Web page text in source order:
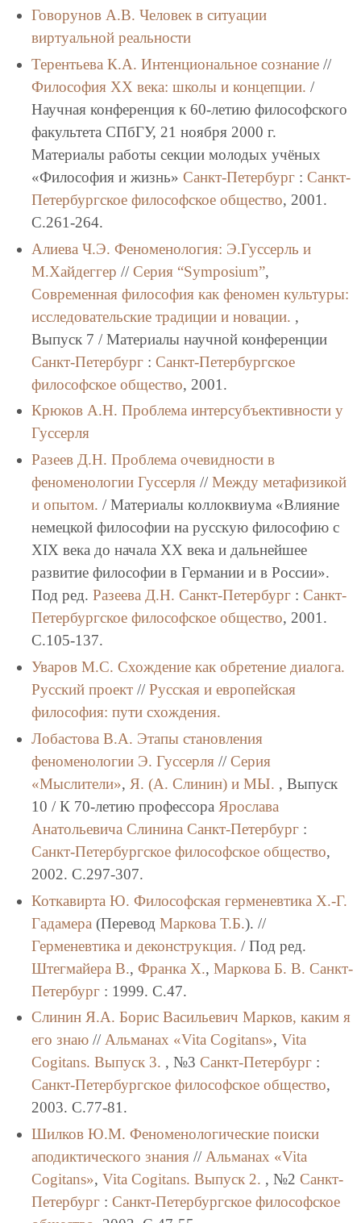
Говорунов А.В. Человек в ситуации
виртуальной реальности
Терентьева К.А. Интенциональное сознание//
Философия XX века: школы и концепции. /
Научная конференция к 60-летию философского
факультета СПбГУ, 21 ноября 2000 г.
Материалы работы секции молодых учёных
«Философия и жизнь» Санкт-Петербург: Санкт-
Петербургское философское общество, 2001.
C.261-264.
Алиева Ч.Э. Феноменология: Э.Гуссерль и
М.Хайдеггер // Серия “Symposium”,
Современная философия как феномен культуры:
исследовательские традиции и новации. ,
Выпуск 7 / Материалы научной конференции
Санкт-Петербург: Санкт-Петербургское
философское общество, 2001.
Крюков А.Н. Проблема интерсубъективности у
Гуссерля
Разеев Д.Н. Проблема очевидности в
феноменологии Гуссерля// Между метафизикой
и опытом. / Материалы коллоквиума «Влияние
немецкой философии на русскую философию с
XIX века до начала XX века и дальнейшее
развитие философии в Германии и в России».
Под ред. Разеева Д.Н. Санкт-Петербург: Санкт-
Петербургское философское общество, 2001.
C.105-137.
Уваров М.С. Схождение как обретение диалога.
Русский проект// Русская и европейская
философия: пути схождения.
Лобастова В.А. Этапы становления
феноменологии Э. Гуссерля// Серия
«Мыслители», Я. (А. Слинин) и МЫ. , Выпуск
10 / К 70-летию профессора Ярослава
Анатольевича Слинина Санкт-Петербург:
Санкт-Петербургское философское общество,
2002. C.297-307.
Коткавирта Ю. Философская герменевтика Х.-Г.
Гадамера (Перевод Маркова Т.Б.). //
Герменевтика и деконструкция. / Под ред.
Штегмайера В., Франка Х., Маркова Б. В. Санкт-
Петербург: 1999. C.47.
Слинин Я.А. Борис Васильевич Марков, каким я
его знаю// Альманах «Vita Cogitans», Vita
Cogitans. Выпуск 3. , №3 Санкт-Петербург:
Санкт-Петербургское философское общество,
2003. C.77-81.
Шилков Ю.М. Феноменологические поиски
аподиктического знания// Альманах «Vita
Cogitans», Vita Cogitans. Выпуск 2. , №2 Санкт-
Петербург: Санкт-Петербургское философское